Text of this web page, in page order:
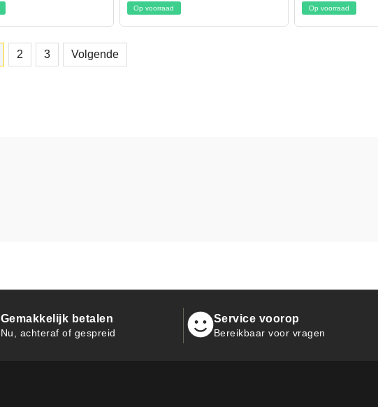
Op voorraad Op voorraad
2 3 Volgende
Gemakkelijk betalen
Nu, achteraf of gespreid
Service voorop
Bereikbaar voor vragen